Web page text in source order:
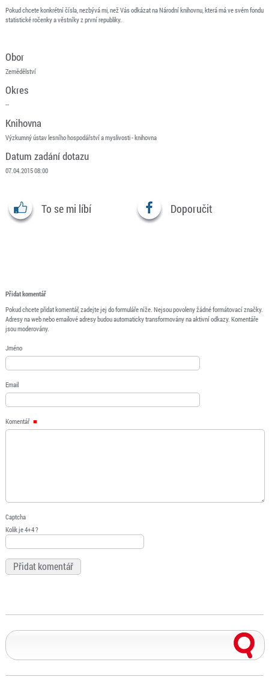
Pokud chcete konkrétní čísla, nezbývá mi, než Vás odkázat na Národní knihovnu, která má ve svém fondu
statistické ročenky a věstníky z první republiky.
Obor
Zemědělství
Okres
--
Knihovna
Výzkumný ústav lesního hospodářství a myslivosti - knihovna
Datum zadání dotazu
07.04.2015 08:00
To se mi líbí Doporučit
Přidat komentář
Pokud chcete přidat komentář, zadejte jej do formuláře níže. Nejsou povoleny žádné formátovací značky.
Adresy na web nebo emailové adresy budou automaticky transformovány na aktivní odkazy. Komentáře
jsou moderovány.
Jméno
Email
Komentář
Captcha
Kolik je 4+4 ?